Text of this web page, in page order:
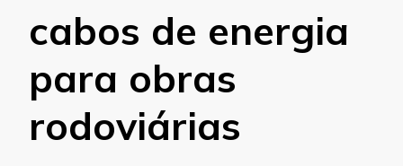
cabos de energia
para obras
rodoviárias